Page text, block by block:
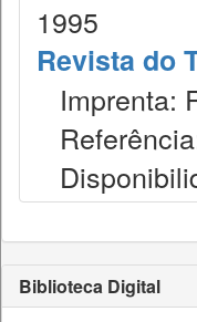
1995
Revista do
Imprenta:
Biblioteca Digital